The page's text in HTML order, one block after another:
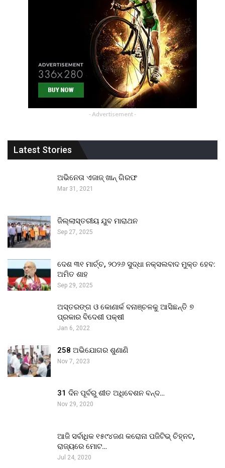
- Advertisement -
Latest Stories
ଅଭିନେତା ଏଜାଜ୍ ଖାନ୍ ଗିରଫ
Mar 31, 2021
ଜିଲ୍ଲାସ୍ତରୀୟ ଯୁବ ମାରାଥନ
Sep 27, 2025
ଦେଶ ୩୧ ମାର୍ଚ୍ଚ, ୨୦୨୬ ସୁଦ୍ଧା ନକ୍ସଲବାଦ ମୁକ୍ତ ହେବ:
ଅମିତ ଶାହ
Sep 29, 2025
ଅସ୍ତରଙ୍ଗ ଓ କୋଣାର୍କ ବନାଞ୍ଚଳକୁ ଆସିଛନ୍ତି ୭
ପ୍ରକାର ବିଦେଶୀ ପକ୍ଷୀ
Jan 6, 2022
258 ଅଭିଯୋଗର ଶୁଣାଣି
Nov 7, 2023
31 ଦିନ ପୂର୍ବରୁ ଶୀତ ଅଧିବେଶନ ବନ୍ଦ…
Nov 29, 2020
ଆଜି ସର୍ବାଧିକ ୧୫୯୪ଜଣ କରୋନା ପଜିଟିଭ୍ ଚିହ୍ନଟ,
ରାଜ୍ୟରେ ମୋଟ…
Jul 24, 2020